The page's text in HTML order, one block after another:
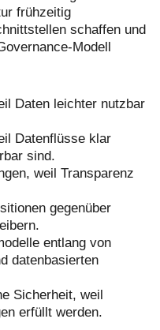
frühzeitig
schaffen und
Daten leichter nutzbar
Datenflüsse klar
sind.
weil Transparenz
gegenüber
entlang von
datenbasierten
Sicherheit, weil
erfüllt werden.